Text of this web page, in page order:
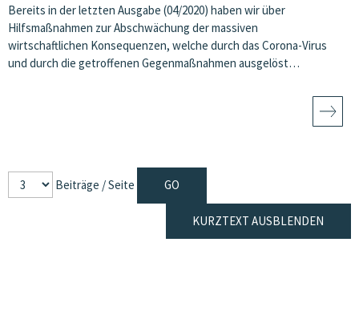
Bereits in der letzten Ausgabe (04/2020) haben wir über
Hilfsmaßnahmen zur Abschwächung der massiven
wirtschaftlichen Konsequenzen, welche durch das Corona-Virus
und durch die getroffenen Gegenmaßnahmen ausgelöst…
Beiträge / Seite
KURZTEXT AUSBLENDEN